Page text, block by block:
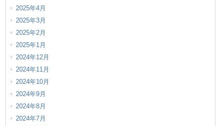
2025年4月
2025年3月
2025年2月
2025年1月
2024年12月
2024年11月
2024年10月
2024年9月
2024年8月
2024年7月